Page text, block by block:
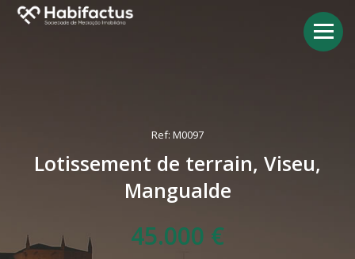
Ref: M0097
Lotissement de terrain, Viseu,
Mangualde
45.000 €